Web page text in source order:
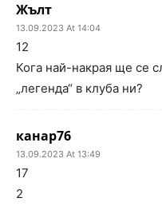
Жълт
13.09.2023 At 14:04
12
Кога най-накрая ще се
„легенда“ в клуба ни?
канар76
13.09.2023 At 13:49
17
2